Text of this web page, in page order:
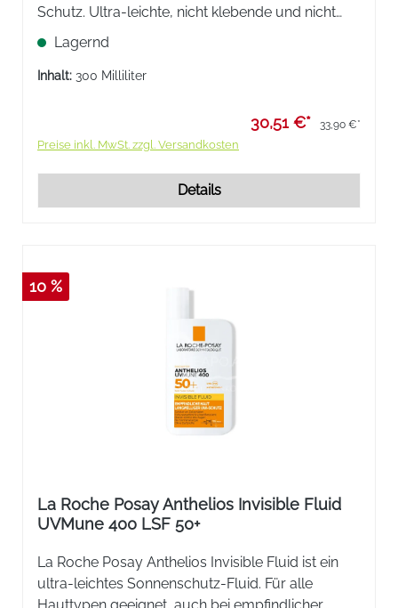
Schutz. Ultra-leichte, nicht klebende und nicht
fettende Textur. Extra wasser-, sand- und
schweißresistent.
Lagernd
Inhalt: 300 Milliliter
30,51 €* 33,90 €*
Preise inkl. MwSt. zzgl. Versandkosten
Details
10 %
La Roche Posay Anthelios Invisible Fluid
UVMune 400 LSF 50+
La Roche Posay Anthelios Invisible Fluid ist ein
ultra-leichtes Sonnenschutz-Fluid. Für alle